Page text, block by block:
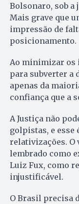
Bolsonaro, sob a
Mais grave que
impressão de
posicionamento.
Ao minimizar os
para subverter a
apenas da
confiança que a
A Justiça não
golpistas, e esse
relativizações. O
lembrado como
Luiz Fux, como
injustificável.
O Brasil precisa